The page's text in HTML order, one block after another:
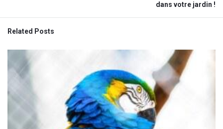
dans votre jardin !
Related Posts